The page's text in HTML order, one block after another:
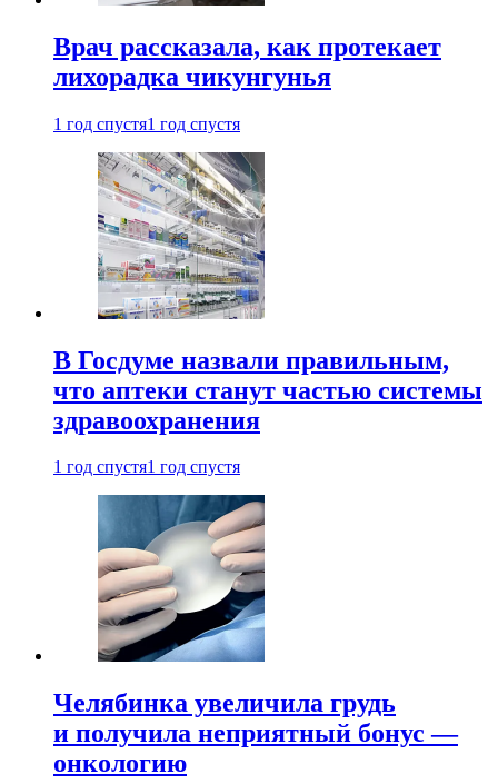
Врач рассказала, как протекает
лихорадка чикунгунья
1 год спустя1 год спустя
В Госдуме назвали правильным,
что аптеки станут частью системы
здравоохранения
1 год спустя1 год спустя
Челябинка увеличила грудь
и получила неприятный бонус —
онкологию